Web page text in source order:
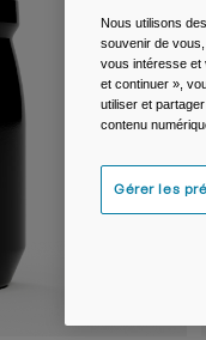
Nous utilisons
souvenir de
vous intéresse et
et continuer »,
utiliser et
contenu
Gérer les